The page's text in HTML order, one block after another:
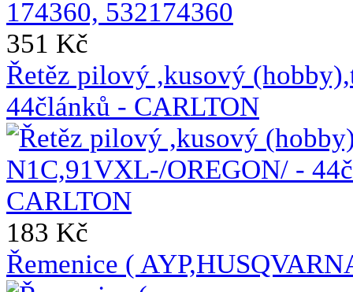
351 Kč
Řetěz pilový ,kusový
44článků - CARLTON
183 Kč
Řemenice (